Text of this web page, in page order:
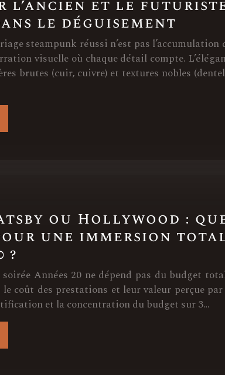
l’ancien et le
le déguisement
steampunk réussi n’est pas l’accumulation
visuelle où chaque détail compte.
brutes (cuir, cuivre) et textures nobles
ou Hollywood :
une immersion
?
soirée Années 20 ne dépend pas du budget
coût des prestations et leur valeur perçue
et la concentration du budget sur 3…